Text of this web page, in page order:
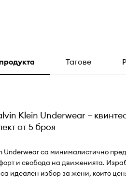
Тагове
Klein Underwear –
от 5 броя
Underwear са минималистично
и свобода на движенията.
идеален избор за жени, които